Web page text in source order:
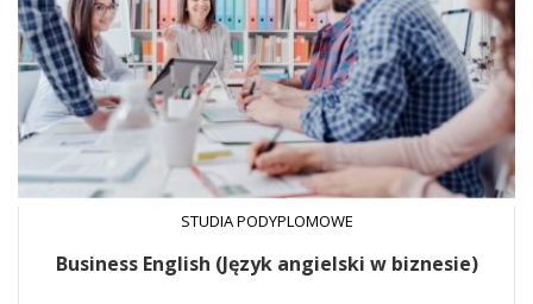
STUDIA PODYPLOMOWE
Business English (Język angielski w biznesie)